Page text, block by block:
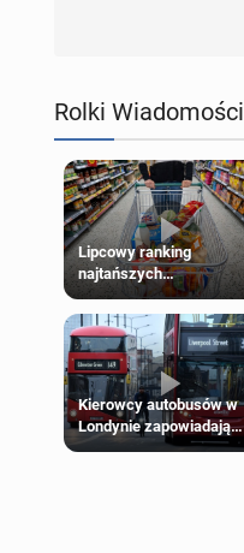
Rolki Wiadomości
Lipcowy ranking
najtańszych
supermarketów
Kierowcy autobusów w
Londynie zapowiadają
strajki